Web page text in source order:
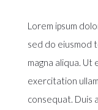
Lorem ipsum
sed do eiusmod
magna aliqua. Ut
exercitation
consequat. Duis